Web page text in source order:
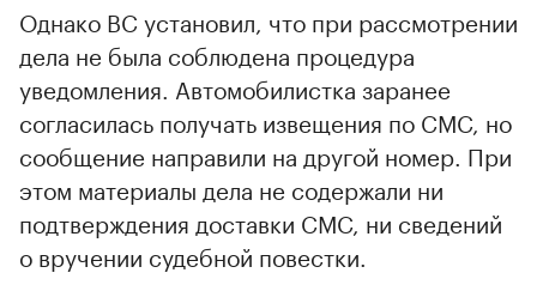
Однако ВС установил, что при рассмотрении
дела не была соблюдена процедура
уведомления. Автомобилистка заранее
согласилась получать извещения по СМС, но
сообщение направили на другой номер. При
этом материалы дела не содержали ни
подтверждения доставки СМС, ни сведений
о вручении судебной повестки.